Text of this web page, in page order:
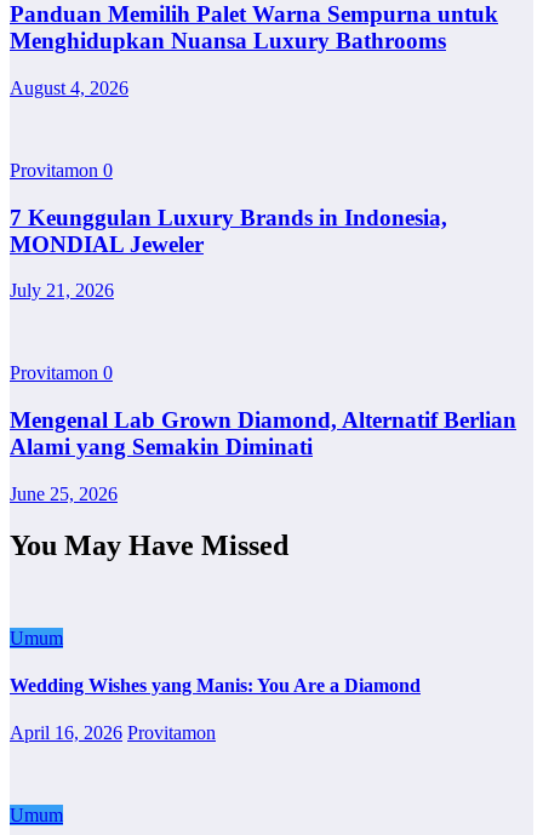
Panduan Memilih Palet Warna Sempurna untuk
Menghidupkan Nuansa Luxury Bathrooms
August 4, 2026
Provitamon 0
7 Keunggulan Luxury Brands in Indonesia,
MONDIAL Jeweler
July 21, 2026
Provitamon 0
Mengenal Lab Grown Diamond, Alternatif Berlian
Alami yang Semakin Diminati
June 25, 2026
You May Have Missed
Umum
Wedding Wishes yang Manis: You Are a Diamond
April 16, 2026 Provitamon
Umum